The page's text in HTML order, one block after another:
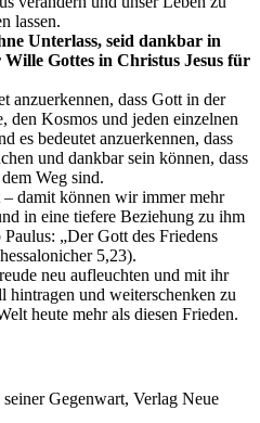
lassen.
Unterlass, seid dankbar in
Gottes in Christus Jesus für
anzuerkennen, dass Gott in der
den Kosmos und jeden einzelnen
es bedeutet anzuerkennen, dass
und dankbar sein können, dass
Weg sind.
damit können wir immer mehr
in eine tiefere Beziehung zu ihm
„Der Gott des Friedens
5,23).
neu aufleuchten und mit ihr
hintragen und weiterschenken zu
heute mehr als diesen Frieden.
Gegenwart, Verlag Neue